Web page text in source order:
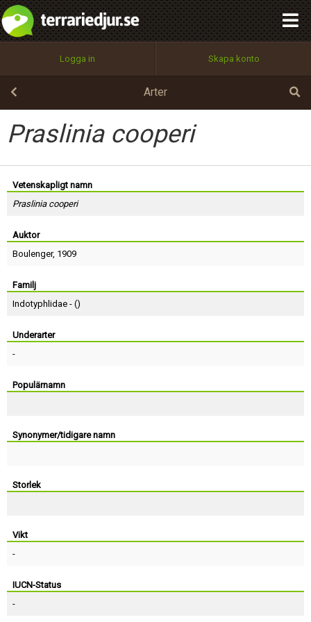
Logga in Skapa konto
Arter
Praslinia cooperi
Vetenskapligt namn
Praslinia cooperi
Auktor
Boulenger, 1909
Familj
Indotyphlidae - ()
Underarter
-
Populärnamn
Synonymer/tidigare namn
Storlek
Vikt
-
IUCN-Status
-
Utför
100%
OK
integritetspolicy
Namn:
Epost:
Lösenord:
Terms of Service
Begär nytt lösenord
Tillbaka till förstasidan